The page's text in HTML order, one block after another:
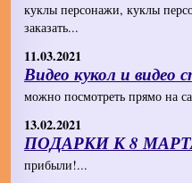
куклы персонажи, куклы
заказать...
11.03.2021
Видео кукол и видео
можно посмотреть прямо на
13.02.2021
ПОДАРКИ К 8
прибыли!...